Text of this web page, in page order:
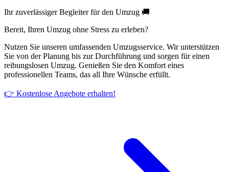
Ihr zuverlässiger Begleiter für den Umzug 🚚
Bereit, Ihren Umzug ohne Stress zu erleben?
Nutzen Sie unseren umfassenden Umzugsservice. Wir unterstützen
Sie von der Planung bis zur Durchführung und sorgen für einen
reibungslosen Umzug. Genießen Sie den Komfort eines
professionellen Teams, das all Ihre Wünsche erfüllt.
👉 Kostenlose Angebote erhalten!